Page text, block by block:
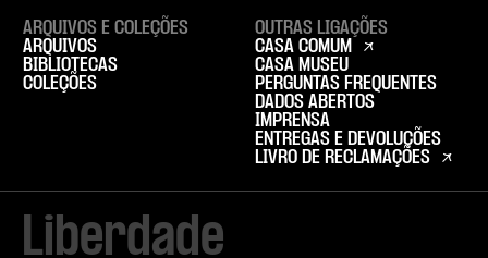
Liberdade
ARQUIVOS E COLEÇÕES
ARQUIVOS
BIBLIOTECAS
COLEÇÕES
OUTRAS LIGAÇÕES
CASA COMUM
CASA MUSEU
PERGUNTAS FREQUENTES
DADOS ABERTOS
IMPRENSA
ENTREGAS E DEVOLUÇÕES
LIVRO DE RECLAMAÇÕES